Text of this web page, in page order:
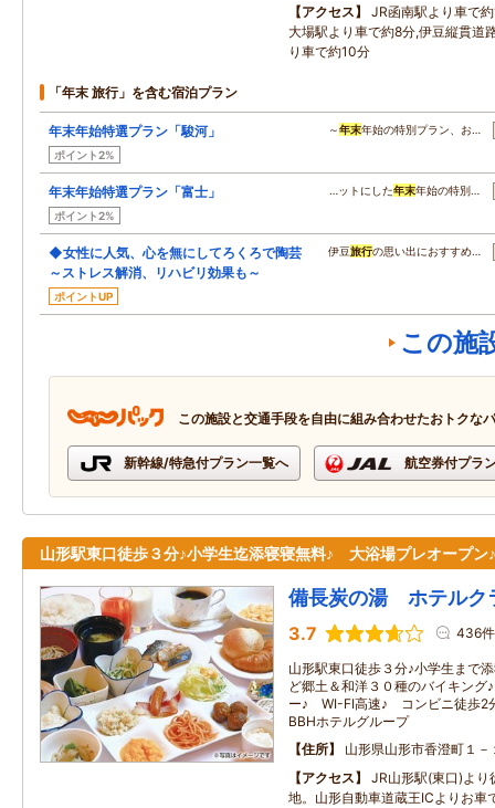
アクセス
JR函南駅より車で
大場駅より車で約8分,伊豆縦貫道
り車で約10分
「年末 旅行」を含む宿泊プラン
年末年始特選プラン「駿河」
ポイント2%
～年末年始の特別プラン、お…
年末年始特選プラン「富士」
ポイント2%
…ットにした年末年始の特別…
◆女性に人気、心を無にしてろくろで陶芸
～ストレス解消、リハビリ効果も～
ポイントUP
伊豆旅行の思い出におすすめ…
この施
この施設と交通手段を自由に組み合わせたおトクな
新幹線/特急付プラン一覧へ 航空券付プラ
山形駅東口徒歩３分♪小学生迄添寝寝無料♪ 大浴場プレオープン♪
備長炭の湯 ホテルク
3.7 436件
山形駅東口徒歩３分♪小学生まで
ど郷土＆和洋３０種のバイキング
ー♪ WI-FI高速♪ コンビニ徒歩2
BBHホテルグループ
住所
山形県山形市香澄町１－
アクセス
JR山形駅(東口)より
地。山形自動車道蔵王ICよりお車